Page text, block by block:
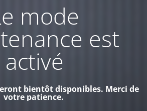
mode
est
activé
bientôt disponibles. Merci de
votre patience.